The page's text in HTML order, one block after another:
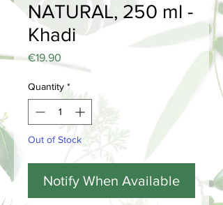
NATURAL, 250 ml -
Khadi
€19.90
Quantity *
Out of Stock
Notify When Available